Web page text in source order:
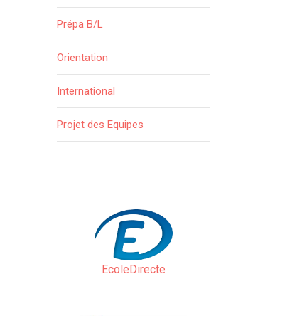
Prépa B/L
Orientation
International
Projet des Equipes
EcoleDirecte